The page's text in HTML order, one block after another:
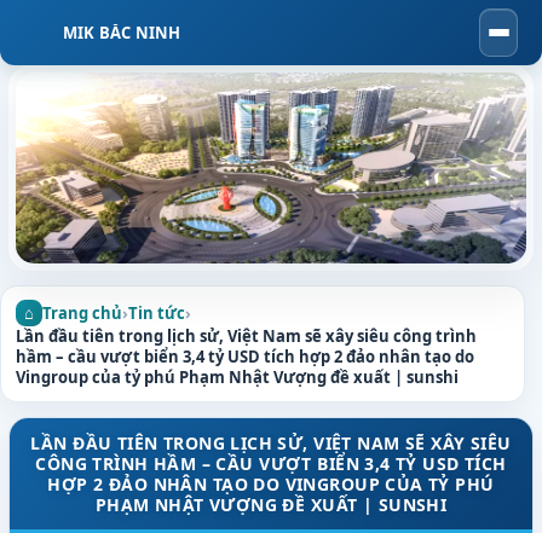
MIK BẮC NINH
Trang chủ›Tin tức›
Lần đầu tiên trong lịch sử, Việt Nam sẽ xây siêu công trình
hầm – cầu vượt biển 3,4 tỷ USD tích hợp 2 đảo nhân tạo do
Vingroup của tỷ phú Phạm Nhật Vượng đề xuất | sunshi
LẦN ĐẦU TIÊN TRONG LỊCH SỬ, VIỆT NAM SẼ XÂY SIÊU
CÔNG TRÌNH HẦM – CẦU VƯỢT BIỂN 3,4 TỶ USD TÍCH
HỢP 2 ĐẢO NHÂN TẠO DO VINGROUP CỦA TỶ PHÚ
PHẠM NHẬT VƯỢNG ĐỀ XUẤT | SUNSHI